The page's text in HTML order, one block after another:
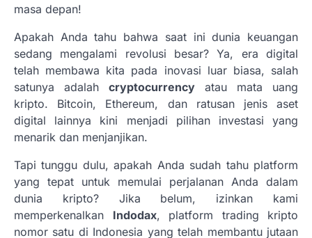
masa depan!
Apakah Anda tahu bahwa saat ini dunia keuangan
sedang mengalami revolusi besar? Ya, era digital
telah membawa kita pada inovasi luar biasa, salah
satunya adalah cryptocurrency atau mata uang
kripto. Bitcoin, Ethereum, dan ratusan jenis aset
digital lainnya kini menjadi pilihan investasi yang
menarik dan menjanjikan.
Tapi tunggu dulu, apakah Anda sudah tahu platform
yang tepat untuk memulai perjalanan Anda dalam
dunia kripto? Jika belum, izinkan kami
memperkenalkan Indodax, platform trading kripto
nomor satu di Indonesia yang telah membantu jutaan